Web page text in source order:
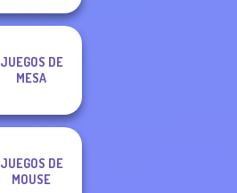
JUEGOS DE
MESA
JUEGOS DE
MOUSE